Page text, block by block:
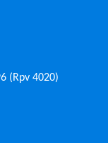
(Rpv 4020)